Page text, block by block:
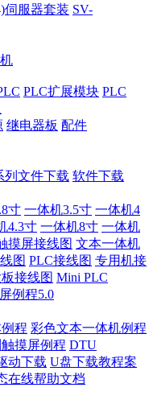
伺服器套装 SV-
PLC扩展模块 PLC
继电器板 配件
列文件下载 软件下载
寸 一体机3.5寸 一体机4
4.3寸 一体机8寸 一体机
摸屏接线图 文本一体机
图 PLC接线图 专用机接
接线图 Mini PLC
例程5.0
程 彩色文本一体机例程
摸屏例程 DTU
动下载 U盘下载教程案
在线帮助文档